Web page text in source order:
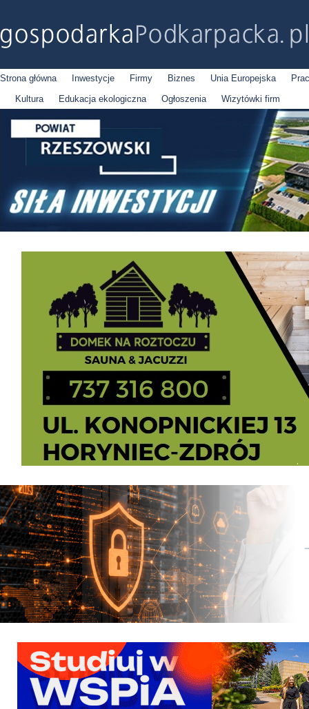
Strona główna Inwestycje Firmy Biznes Unia Europejska
Kultura
Edukacja ekologiczna Ogłoszenia Wizytówki firm